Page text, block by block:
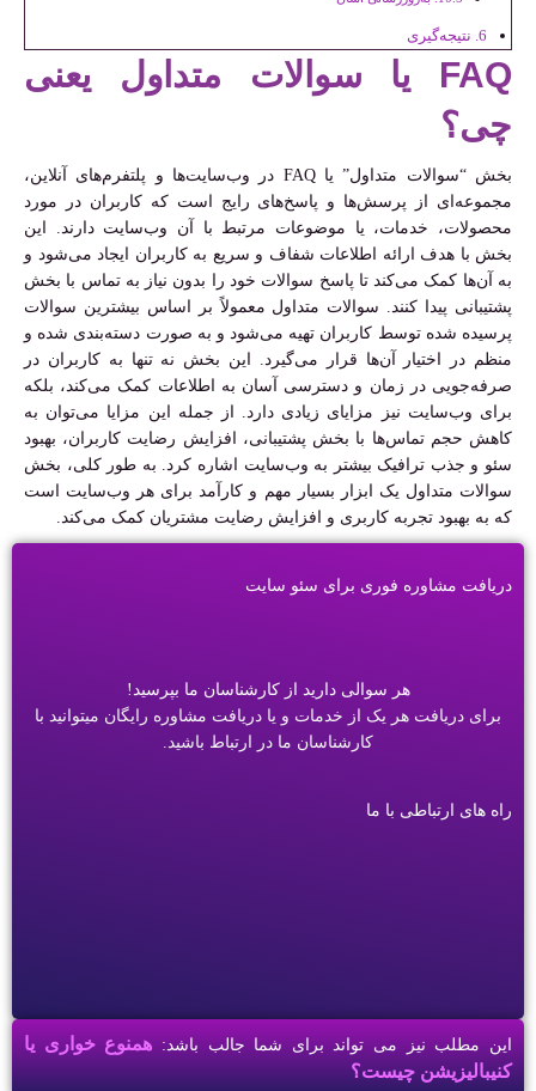
نتیجه‌گیری
FAQ یا سوالات متداول یعنی
چی؟
بخش “سوالات متداول” یا FAQ در وب‌سایت‌ها و پلتفرم‌های آنلاین،
مجموعه‌ای از پرسش‌ها و پاسخ‌های رایج است که کاربران در مورد
محصولات، خدمات، یا موضوعات مرتبط با آن وب‌سایت دارند. این
بخش با هدف ارائه اطلاعات شفاف و سریع به کاربران ایجاد می‌شود و
به آن‌ها کمک می‌کند تا پاسخ سوالات خود را بدون نیاز به تماس با بخش
پشتیبانی پیدا کنند. سوالات متداول معمولاً بر اساس بیشترین سوالات
پرسیده شده توسط کاربران تهیه می‌شود و به صورت دسته‌بندی شده و
منظم در اختیار آن‌ها قرار می‌گیرد. این بخش نه تنها به کاربران در
صرفه‌جویی در زمان و دسترسی آسان به اطلاعات کمک می‌کند، بلکه
برای وب‌سایت نیز مزایای زیادی دارد. از جمله این مزایا می‌توان به
کاهش حجم تماس‌ها با بخش پشتیبانی، افزایش رضایت کاربران، بهبود
سئو و جذب ترافیک بیشتر به وب‌سایت اشاره کرد. به طور کلی، بخش
سوالات متداول یک ابزار بسیار مهم و کارآمد برای هر وب‌سایت است
که به بهبود تجربه کاربری و افزایش رضایت مشتریان کمک می‌کند.
دریافت مشاوره فوری برای سئو سایت
هر سوالی دارید از کارشناسان ما بپرسید!
برای دریافت هر یک از خدمات و یا دریافت مشاوره رایگان میتوانید با
کارشناسان ما در ارتباط باشید.
راه های ارتباطی با ما
این مطلب نیز می تواند برای شما جالب باشد: همنوع خواری یا
کنیبالیزیشن چیست؟